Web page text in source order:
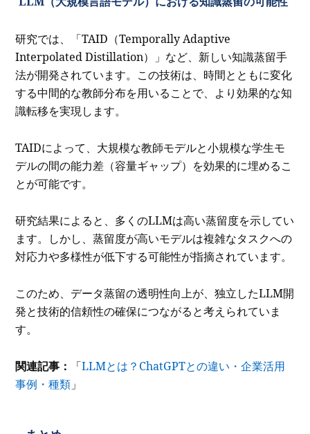
研究では、「TAID（Temporally Adaptive
Interpolated Distillation）」など、新しい知識蒸留手
法が開発されています。この技術は、時間とともに変化
する中間的な教師分布を用いることで、より効果的な知
識転移を実現します。
TAIDによって、大規模な教師モデルと小規模な学生モ
デルの間の能力差（容量ギャップ）を効果的に埋めるこ
とが可能です。
研究結果によると、多くのLLMは高い蒸留度を示してい
ます。しかし、蒸留度が高いモデルは複雑なタスクへの
対応力や多様性が低下する可能性が指摘されています。
このため、データ蒸留の透明性向上が、独立したLLM開
発と技術的信頼性の確保につながると考えられていま
す。
関連記事： 「LLMとは？ChatGPTとの違い・企業活用
事例・種類 」